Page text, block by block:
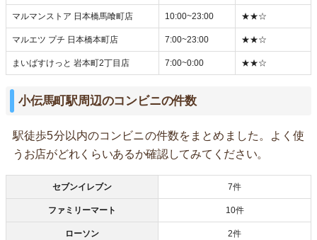
マルマンストア 日本橋馬喰町店 10:00~23:00 ★★☆
マルエツ プチ 日本橋本町店 7:00~23:00 ★★☆
まいばすけっと 岩本町2丁目店 7:00~0:00 ★★☆
小伝馬町駅周辺のコンビニの件数
駅徒歩5分以内のコンビニの件数をまとめました。よく使
うお店がどれくらいあるか確認してみてください。
セブンイレブン 7件
ファミリーマート 10件
ローソン 2件